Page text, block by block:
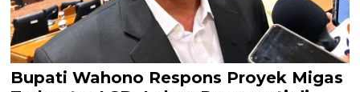
Bupati Wahono Respons Proyek Migas